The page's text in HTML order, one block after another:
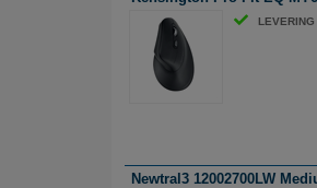
Newtral3 12002700LW